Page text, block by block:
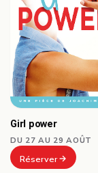
Girl power
DU 27 AU 29 AOÛT
Réserver